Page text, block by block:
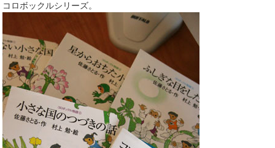
コロボックルシリーズ。